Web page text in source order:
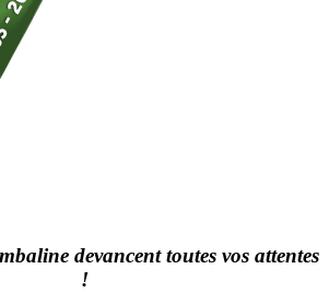
devancent toutes vos attentes
!